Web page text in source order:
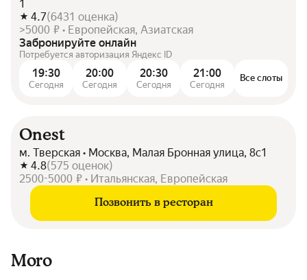
1
4.7(6431 оценка)
>5000 ₽ • Европейская, Азиатская
Забронируйте онлайн
Потребуется авторизация Яндекс ID
19:30
Сегодня
20:00
Сегодня
20:30
Сегодня
21:00
Сегодня
Все слоты
Onest
м. Тверская • Москва, Малая Бронная улица, 8с1
4.8(575 оценок)
2500-5000 ₽ • Итальянская, Европейская
Позвонить в ресторан
Moro